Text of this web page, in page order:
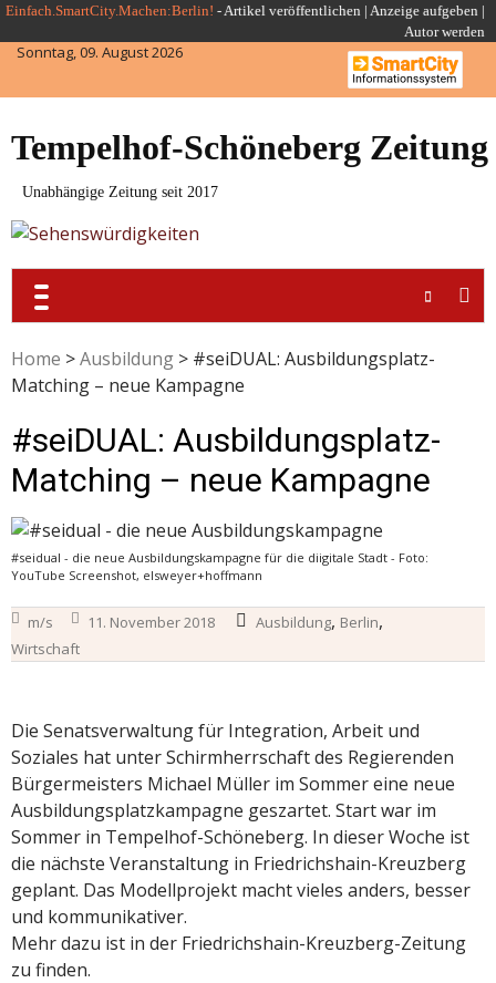
Skip
to
content
Einfach.SmartCity.Machen:Berlin! -Artikel veröffentlichen | Anzeige aufgeben |
Autor werden
Sonntag, 09. August 2026
Tempelhof-Schöneberg Zeitung
Unabhängige Zeitung seit 2017
Home >Ausbildung > #seiDUAL: Ausbildungsplatz-
Matching – neue Kampagne
#seiDUAL: Ausbildungsplatz-
Matching – neue Kampagne
#seidual - die neue Ausbildungskampagne für die diigitale Stadt - Foto:
YouTube Screenshot, elsweyer+hoffmann
m/s 11. November 2018 Ausbildung, Berlin,
Wirtschaft
Die Senatsverwaltung für Integration, Arbeit und
Soziales hat unter Schirmherrschaft des Regierenden
Bürgermeisters Michael Müller im Sommer eine neue
Ausbildungsplatzkampagne geszartet. Start war im
Sommer in Tempelhof-Schöneberg. In dieser Woche ist
die nächste Veranstaltung in Friedrichshain-Kreuzberg
geplant. Das Modellprojekt macht vieles anders, besser
und kommunikativer.
Mehr dazu ist in der Friedrichshain-Kreuzberg-Zeitung
zu finden.